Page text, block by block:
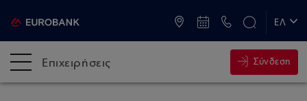
ΕΛ
Επιχειρήσεις Σύνδεση